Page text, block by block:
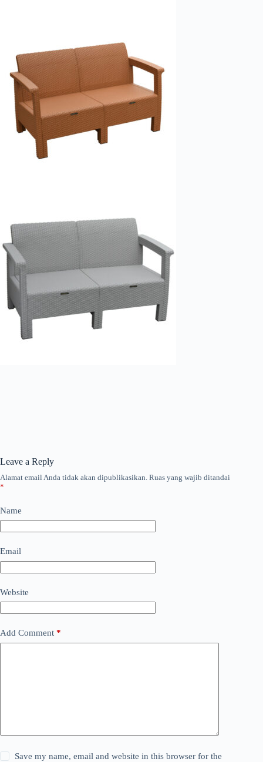
Leave a Reply
Alamat email Anda tidak akan dipublikasikan. Ruas yang wajib ditandai
*
Name
Email
Website
Add Comment *
Save my name, email and website in this browser for the